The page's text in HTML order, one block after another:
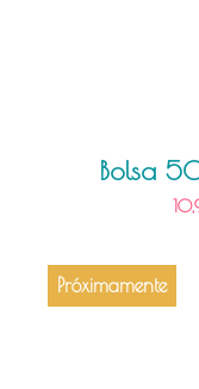
Bolsa
Próximamente